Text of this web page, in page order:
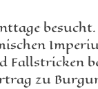
zu